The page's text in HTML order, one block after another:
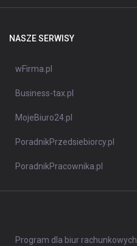
NASZE SERWISY
wFirma.pl
Business-tax.pl
MojeBiuro24.pl
PoradnikPrzedsiebiorcy.pl
PoradnikPracownika.pl
Program dla biur rachunkowych